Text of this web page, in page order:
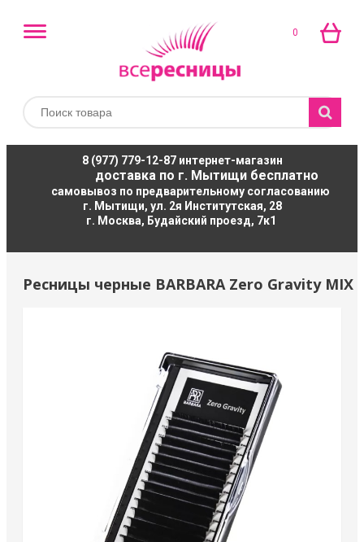
0
8 (977) 779-12-87интернет-магазин
доставка по г. Мытищи бесплатно
самовывоз по предварительному согласованию
г. Мытищи, ул. 2я Институтская, 28
г. Москва, Будайский проезд, 7к1
Ресницы черные BARBARA Zero Gravity MIX